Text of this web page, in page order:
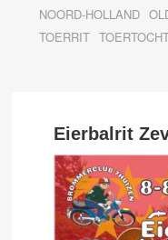
NOORD-HOLLAND
TOERRIT
Eierbalrit